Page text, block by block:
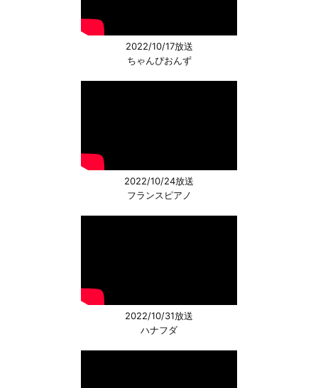
2022/10/17放送
ちゃんぴおんず
2022/10/24放送
フランスピアノ
2022/10/31放送
ハナフダ